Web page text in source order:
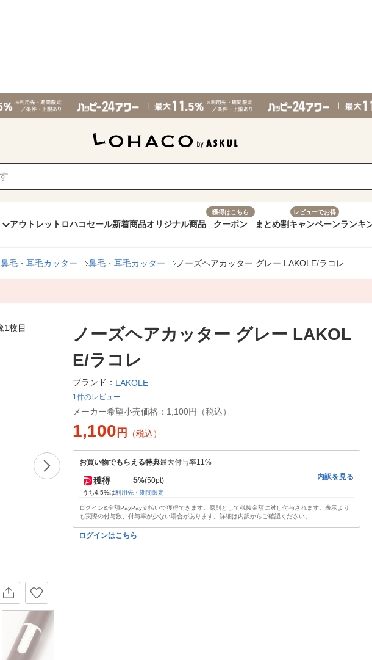
アウトレット ロハコセール新着商品オリジナル商品
獲得はこちら
クーポン まとめ割
レビューでお得
キャンペーンランキ
鼻毛・耳毛カッター 鼻毛・耳毛カッター ノーズヘアカッター グレー LAKOLE/ラコレ
ノーズヘアカッター グレー LAKOL
E/ラコレ
ブランド： LAKOLE
1件のレビュー
メーカー希望小売価格： 1,100円（税込）
1,100 円 （税込）
お買い物でもらえる特典最大付与率11%
獲得 5%(50pt)
うち4.5%は利用先・期間限定
内訳を見る
ログイン&全額PayPay支払いで獲得できます。原則として税抜金額に対し付与されます。表示より
も実際の付与数、付与率が少ない場合があります。詳細は内訳からご確認ください。
ログインはこちら